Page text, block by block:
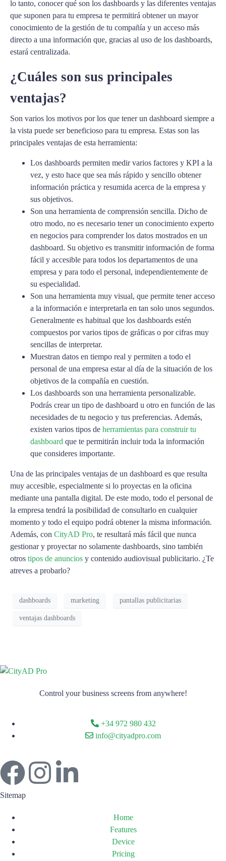
lo tanto, conocer qué son los dashboards y las diferentes ventajas
que suponen para tu empresa te permitirá obtener un mayor
conocimiento de la gestión de tu compañía y un acceso más
directo a una información que, gracias al uso de los dashboards,
estará centralizada.
¿Cuáles son sus principales
ventajas?
Son varios los motivos por los que tener un dashboard siempre a
la vista puede ser beneficioso para tu empresa. Estas son las
principales ventajas de esta herramienta:
Los dashboards permiten medir varios factores y KPI a la
vez, y esto hace que sea más rápido y sencillo obtener
información práctica y resumida acerca de la empresa y
sus objetivos.
Son una herramienta de comprensión sencilla. Dicho de
otro modo, no es necesario tener un conocimiento experto
en negocios para comprender los datos mostrados en un
dashboard. Su objetivo es transmitir información de forma
fácil y accesible para todos los departamentos de una
empresa y para todo el personal, independientemente de
su especialidad.
Son una herramienta muy visual, que permite tener acceso
a la información e interpretarla en tan solo unos segundos.
Generalmente es habitual que los dashboards estén
compuestos por varios tipos de gráficas o por cifras muy
sencillas de interpretar.
Muestran datos en tiempo real y permiten a todo el
personal de una empresa estar al día de la situación de los
objetivos de la compañía en cuestión.
Los dashboards son una herramienta personalizable.
Podrás crear un tipo de dashboard u otro en función de las
necesidades de tu negocio y tus preferencias. Además,
existen varios tipos de herramientas para construir tu
dashboard que te permitirán incluir toda la información
que consideres importante.
Una de las principales ventajas de un dashboard es que resulta
muy accesible, especialmente si lo proyectas en la oficina
mediante una pantalla digital. De este modo, todo el personal de
la empresa tendrá la posibilidad de consultarlo en cualquier
momento y todo el equipo podrá obtener la misma información.
Además, con CityAD Pro, te resultará más fácil que nunca
gestionar y proyectar no solamente dashboards, sino también
otros tipos de anuncios y contenido audiovisual publicitario. ¿Te
atreves a probarlo?
dashboards marketing pantallas publicitarias
ventajas dashboards
Control your business screens from anywhere!
+34 972 980 432
info@cityadpro.com
Sitemap
Home
Features
Device
Pricing